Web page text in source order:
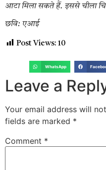
आटा मिला सकते हैं. इससे चीला
छवि: एआई
Post Views: 10
WhatsApp
Leave a
Your email address will
fields are marked *
Comment *